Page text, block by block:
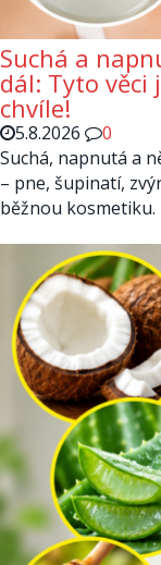
Suchá a
dál: Tyto
chvíle!
5.8.2026
0
Suchá, napnutá a
– pne, šupinatí,
běžnou